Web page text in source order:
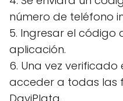
número de teléfono
5. Ingresar el código
aplicación.
6. Una vez
acceder a todas las